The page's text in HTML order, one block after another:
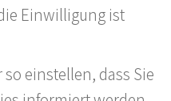
die Einwilligung ist
einstellen, dass Sie